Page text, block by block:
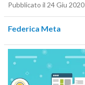
Pubblicato il 24 Giu 2020
Federica Meta